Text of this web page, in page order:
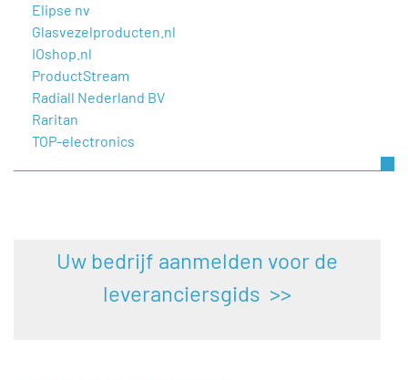
Elipse nv
Glasvezelproducten.nl
IOshop.nl
ProductStream
Radiall Nederland BV
Raritan
TOP-electronics
Uw bedrijf aanmelden voor de
leveranciersgids >>